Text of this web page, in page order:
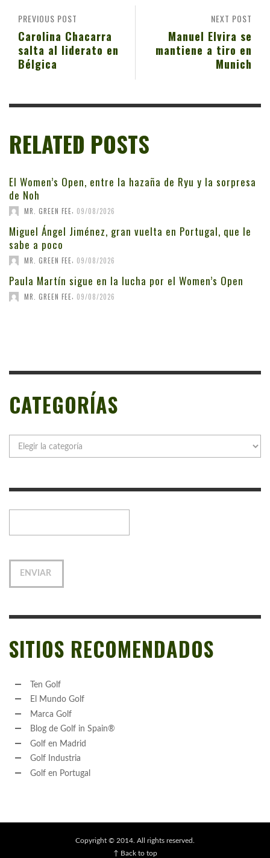
NEXT POST
Manuel Elvira se
mantiene a tiro en
Munich
PREVIOUS POST
Carolina Chacarra
salta al liderato en
Bélgica
RELATED POSTS
El Women’s Open, entre la hazaña de Ryu y la sorpresa
de Noh
MR. GREEN FEE, 09/08/2026
Miguel Ángel Jiménez, gran vuelta en Portugal, que le
sabe a poco
MR. GREEN FEE 09/08/2026
Paula Martín sigue en la lucha por el Women’s Open
MR. GREEN FEE 09/08/2026
CATEGORÍAS
SITIOS RECOMENDADOS
Ten Golf
El Mundo Golf
Marca Golf
Blog de Golf in Spain®
Golf en Madrid
Golf Industria
Golf en Portugal
Copyright © 2014. All rights reserved.
↑ Back to top